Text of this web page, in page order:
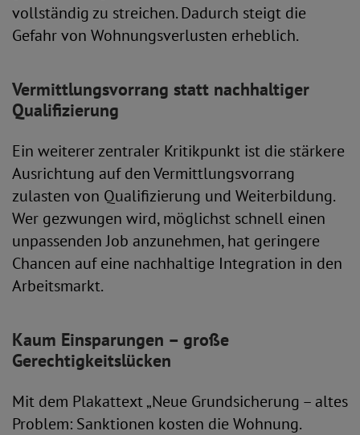
vollständig zu streichen. Dadurch steigt die
Gefahr von Wohnungsverlusten erheblich.
Vermittlungsvorrang statt nachhaltiger
Qualifizierung
Ein weiterer zentraler Kritikpunkt ist die stärkere
Ausrichtung auf den Vermittlungsvorrang
zulasten von Qualifizierung und Weiterbildung.
Wer gezwungen wird, möglichst schnell einen
unpassenden Job anzunehmen, hat geringere
Chancen auf eine nachhaltige Integration in den
Arbeitsmarkt.
Kaum Einsparungen – große
Gerechtigkeitslücken
Mit dem Plakattext „Neue Grundsicherung – altes
Problem: Sanktionen kosten die Wohnung.